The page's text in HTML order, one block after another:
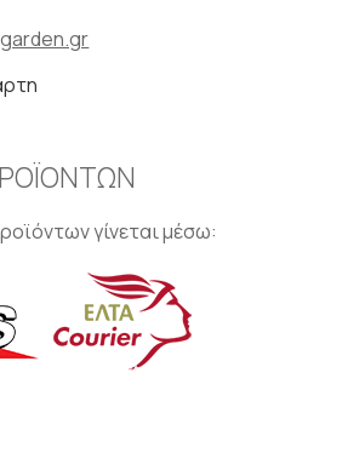
γίνεται μέσω: